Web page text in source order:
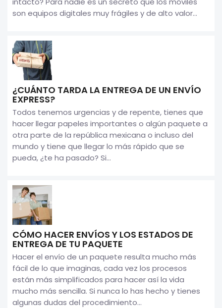
son equipos digitales muy frágiles y de alto valor...
¿CUÁNTO TARDA LA ENTREGA DE UN ENVÍO
EXPRESS?
Todos tenemos urgencias y de repente, tienes que
hacer llegar papeles importantes o algún paquete a
otra parte de la república mexicana o incluso del
mundo y tiene que llegar lo más rápido que se
pueda, ¿te ha pasado? Si...
CÓMO HACER ENVÍOS Y LOS ESTADOS DE
ENTREGA DE TU PAQUETE
Hacer el envío de un paquete resulta mucho más
fácil de lo que imaginas, cada vez los procesos
están más simplificados para hacer así la vida
mucho más sencilla. Si nunca lo has hecho y tienes
algunas dudas del procedimiento...